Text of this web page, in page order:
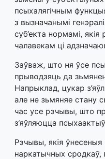
псыхалягічным
з вызначанымі
суб’екта нормамі,
чалавекам ці
Заўваж, што ня ўсе
прыводзяць да
Напрыклад, цукар
але не зьмяняе стану
час усе рэчывы, што
з’яўляюцца
Рэчывы, якія ўнесеныя
наркатычных сродкаў,